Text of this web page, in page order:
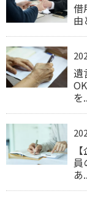
借
由
遺
を
員
あ